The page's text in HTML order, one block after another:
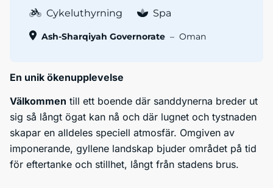
Cykeluthyrning
Spa
Ash-Sharqiyah Governorate – Oman
En unik ökenupplevelse
Välkommen till ett boende där sanddynerna breder ut
sig så långt ögat kan nå och där lugnet och tystnaden
skapar en alldeles speciell atmosfär. Omgiven av
imponerande, gyllene landskap bjuder området på tid
för eftertanke och stillhet, långt från stadens brus.